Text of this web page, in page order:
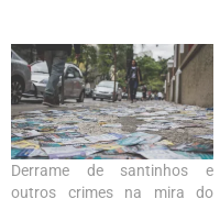
Derrame de santinhos e
outros crimes na mira do